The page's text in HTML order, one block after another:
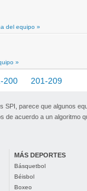
del equipo »
»
200 201-209
SPI, parece que algunos
de acuerdo a un algoritmo
MÁS DEPORTES
Básquetbol
Béisbol
Boxeo